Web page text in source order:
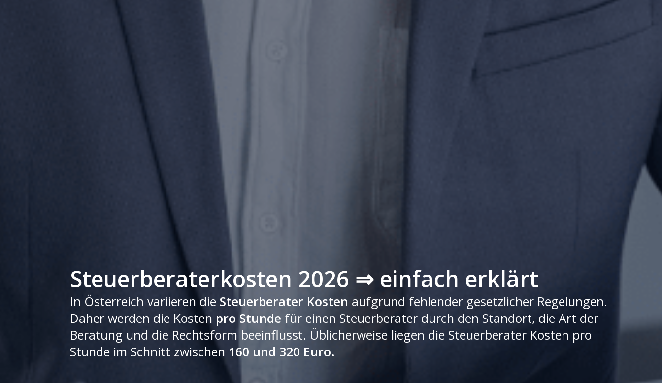
Steuerberaterkosten 2026 ⇒ einfach erklärt
In Österreich variieren die Steuerberater Kosten aufgrund fehlender gesetzlicher Regelungen.
Daher werden die Kosten pro Stunde für einen Steuerberater durch den Standort, die Art der
Beratung und die Rechtsform beeinflusst. Üblicherweise liegen die Steuerberater Kosten pro
Stunde im Schnitt zwischen 160 und 320 Euro.